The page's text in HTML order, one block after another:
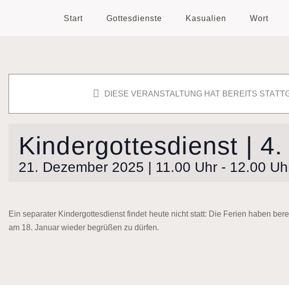
Start Gottesdienste Kasualien Wort
DIESE VERANSTALTUNG HAT BEREITS
Kindergottesdienst | 4.
21. Dezember 2025 | 11.00 Uhr- 12.00
Ein separater Kindergottesdienst findet heute nicht statt: Die Ferien haben
am 18. Januar wieder begrüßen zu dürfen.